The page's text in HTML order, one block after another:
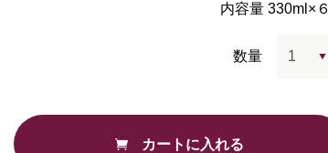
内容量 330ml×６
数量
カートに入れる